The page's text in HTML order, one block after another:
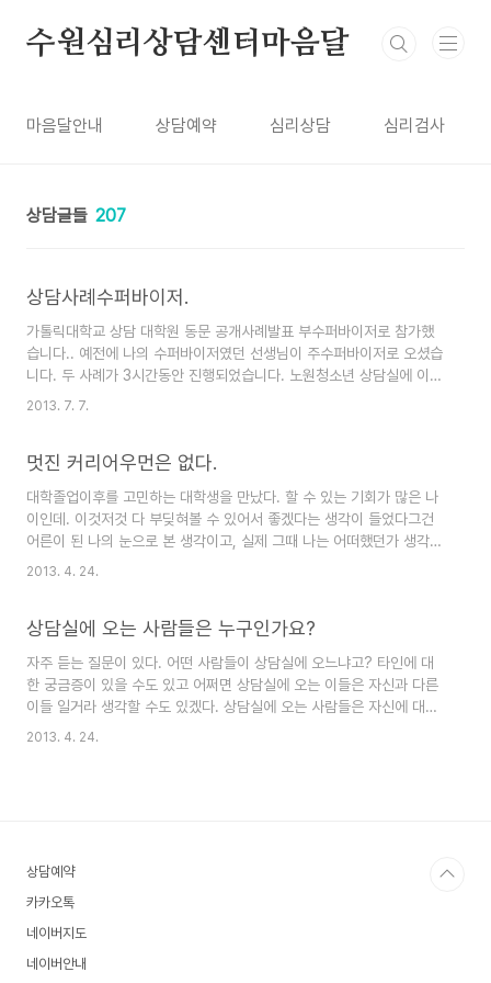
수원심리상담센터마음달
마음달안내 상담예약 심리상담 심리검사
상담글들 207
상담사례수퍼바이저.
가톨릭대학교 상담 대학원 동문 공개사례발표 부수퍼바이저로 참가했
습니다.. 예전에 나의 수퍼바이저였던 선생님이 주수퍼바이저로 오셨습
니다. 두 사례가 3시간동안 진행되었습니다. 노원청소년 상담실에 이어
공개사례 발표에 부수퍼바이저는 3번째 입니다. 상담심리전문가가 되
었음 좋겠습니다. *공개사례발표는 심리학회 소속 상담심리학회 주수
학회소속 정회원 8인이 모입니다. 내담자의 동의아래 내담자에게 도움
을 주기 위해 상담사례에 대해서 논의합니다.
2013. 7. 7.
멋진 커리어우먼은 없다.
대학졸업이후를 고민하는 대학생을 만났다. 할 수 있는 기회가 많은 나
이인데. 이것저것 다 부딪혀볼 수 있어서 좋겠다는 생각이 들었다그건
어른이 된 나의 눈으로 본 생각이고, 실제 그때 나는 어떠했던가 생각해
본다. 대학을 졸업하면 취업은 쉽게 되는 것이라고 생각했다. 친척들이
했었다. 대학생 때 ‘그대안의 블루’라는 영화를 보며 꿈을 꾸었다. 김현
장을 뛰쳐나와 웨딩드레스를 찢고 차에 올라탄다. "흰색은 꿈이다. 꿈
을 자르는 그녀의 꿈은 무엇일까?" 라고 한다. 그녀는 힘든 과정들을
거쳐 디스플레이어가 ..
2013. 4. 24.
상담실에 오는 사람들은 누구인가요?
자주 듣는 질문이 있다. 어떤 사람들이 상담실에 오느냐고? 타인에 대
한 궁금증이 있을 수도 있고 어쩌면 상담실에 오는 이들은 자신과 다른
이들 일거라 생각할 수도 있겠다. 상담실에 오는 사람들은 자신에 대해
적극적으로 탐색해가는 이들이다. 내가 만난 내담자 중에 특별하지 않
신의 것으로 만들어간다. C..
2013. 4. 24.
상담예약
카카오톡
네이버지도
네이버안내